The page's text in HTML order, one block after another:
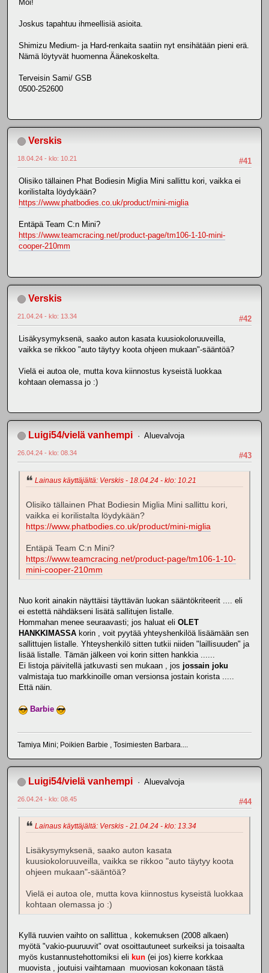
Moi!
Joskus tapahtuu ihmeellisiä asioita.
Shimizu Medium- ja Hard-renkaita saatiin nyt ensihätään pieni erä.
Nämä löytyvät huomenna Äänekoskelta.
Terveisin Sami/ GSB
0500-252600
Verskis
#41
18.04.24 - klo: 10.21
Olisiko tällainen Phat Bodiesin Miglia Mini sallittu kori, vaikka ei
korilistalta löydykään?
https://www.phatbodies.co.uk/product/mini-miglia
Entäpä Team C:n Mini?
https://www.teamcracing.net/product-page/tm106-1-10-mini-
cooper-210mm
Verskis
#42
21.04.24 - klo: 13.34
Lisäkysymyksenä, saako auton kasata kuusiokoloruuveilla,
vaikka se rikkoo "auto täytyy koota ohjeen mukaan"-sääntöä?
Vielä ei autoa ole, mutta kova kiinnostus kyseistä luokkaa
kohtaan olemassa jo :)
Luigi54/vielä vanhempi Aluevalvoja
#43
26.04.24 - klo: 08.34
Lainaus käyttäjältä: Verskis - 18.04.24 - klo: 10.21
Olisiko tällainen Phat Bodiesin Miglia Mini sallittu kori,
vaikka ei korilistalta löydykään?
https://www.phatbodies.co.uk/product/mini-miglia
Entäpä Team C:n Mini?
https://www.teamcracing.net/product-page/tm106-1-10-
mini-cooper-210mm
Nuo korit ainakin näyttäisi täyttävän luokan sääntökriteerit .... eli
ei estettä nähdäkseni lisätä sallitujen listalle.
Hommahan menee seuraavasti; jos haluat eli OLET
HANKKIMASSA korin , voit pyytää yhteyshenkilöä lisäämään sen
sallittujen listalle. Yhteyshenkilö sitten tutkii niiden "laillisuuden" ja
lisää listalle. Tämän jälkeen voi korin sitten hankkia ......
Ei listoja päivitellä jatkuvasti sen mukaan , jos jossain joku
valmistaja tuo markkinoille oman versionsa jostain korista .....
Että näin.
Barbie
Tamiya Mini; Poikien Barbie , Tosimiesten Barbara....
Luigi54/vielä vanhempi Aluevalvoja
#44
26.04.24 - klo: 08.45
Lainaus käyttäjältä: Verskis - 21.04.24 - klo: 13.34
Lisäkysymyksenä, saako auton kasata
kuusiokoloruuveilla, vaikka se rikkoo "auto täytyy koota
ohjeen mukaan"-sääntöä?
Vielä ei autoa ole, mutta kova kiinnostus kyseistä luokkaa
kohtaan olemassa jo :)
Kyllä ruuvien vaihto on sallittua , kokemuksen (2008 alkaen)
myötä "vakio-puuruuvit" ovat osoittautuneet surkeiksi ja toisaalta
myös kustannustehottomiksi eli kun (ei jos) kierre korkkaa
muovista , joutuisi vaihtamaan muoviosan kokonaan tästä